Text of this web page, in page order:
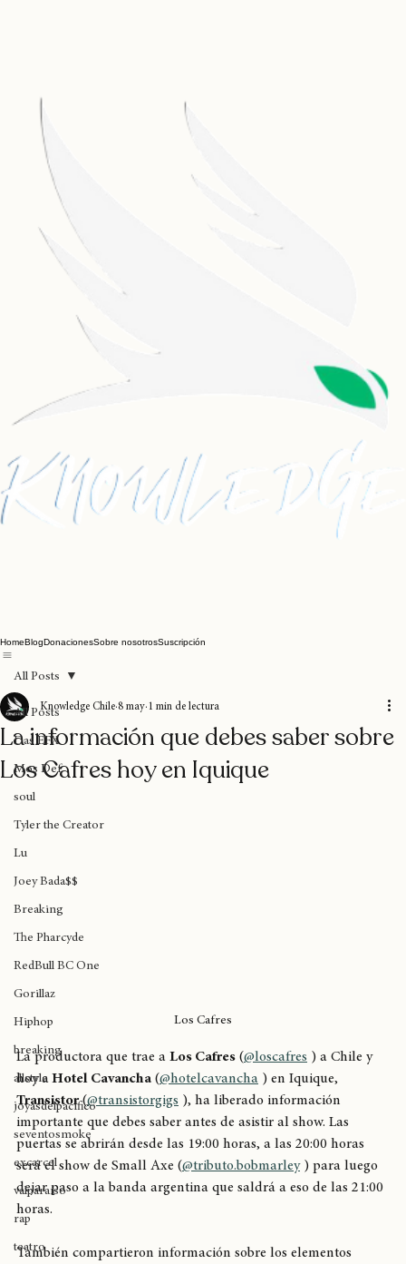
HomeBlog
All Posts
Das EFX
Mos Def
soul
Tyler the Creator
Lu
Joey Bada$$
Breaking
The Pharcyde
RedBull BC One
Gorillaz
Hiphop
breaking
allstyle
joyasdelpacífico
seventosmoke
excarcel
valparaíso
rap
All Posts
La información que debes saber sobre
Los Cafres hoy en Iquique
Knowledge Chile 8 may 1 min de lectura
La productora que trae a Los Cafres (@loscafres ) a Chile y
hoy a Hotel Cavancha (@hotelcavancha ) en Iquique,
Transistor ( @transistorgigs ), ha liberado información
importante que debes saber antes de asistir al show. Las
puertas se abrirán desde las 19:00 horas, a las 20:00 horas
será el show de Small Axe (@tributo.bobmarley ) para luego
dejar paso a la banda argentina que saldrá a eso de las 21:00